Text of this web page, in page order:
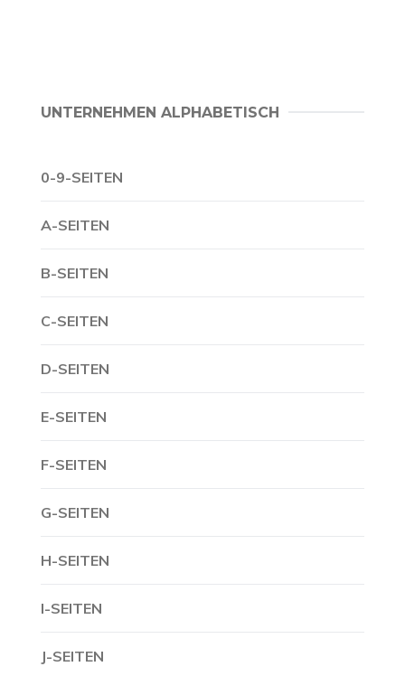
UNTERNEHMEN ALPHABETISCH
0-9-SEITEN
A-SEITEN
B-SEITEN
C-SEITEN
D-SEITEN
E-SEITEN
F-SEITEN
G-SEITEN
H-SEITEN
I-SEITEN
J-SEITEN